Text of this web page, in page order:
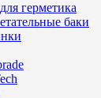
герметика
баки